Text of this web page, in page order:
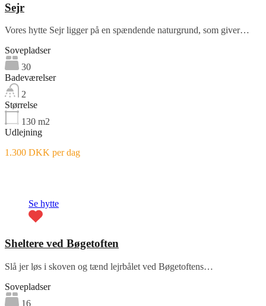
Sejr
Vores hytte Sejr ligger på en spændende naturgrund, som giver…
Sovepladser
30
Badeværelser
2
Størrelse
130 m2
Udlejning
1.300 DKK per dag
Se hytte
Sheltere ved Bøgetoften
Slå jer løs i skoven og tænd lejrbålet ved Bøgetoftens…
Sovepladser
16